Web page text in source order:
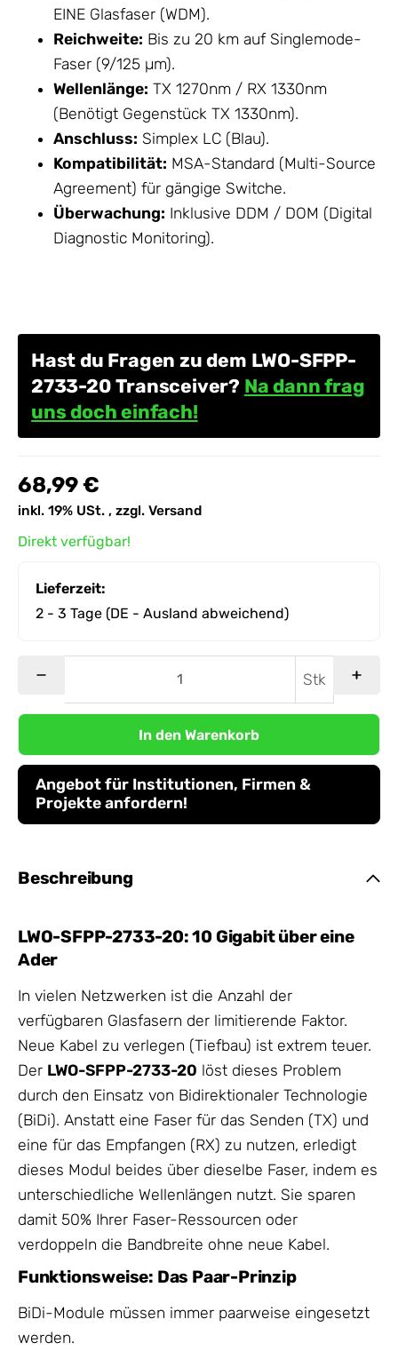
EINE Glasfaser (WDM).
Reichweite: Bis zu 20 km auf Singlemode-
Faser (9/125 µm).
Wellenlänge: TX 1270nm / RX 1330nm
(Benötigt Gegenstück TX 1330nm).
Anschluss: Simplex LC (Blau).
Kompatibilität: MSA-Standard (Multi-Source
Agreement) für gängige Switche.
Überwachung: Inklusive DDM / DOM (Digital
Diagnostic Monitoring).
Hast du Fragen zu dem LWO-SFPP-
2733-20 Transceiver? Na dann frag
uns doch einfach!
68,99 €
inkl. 19% USt. , zzgl. Versand
Direkt verfügbar!
Lieferzeit:
2 - 3 Tage (DE - Ausland abweichend)
Stk
In den Warenkorb
Angebot für Institutionen, Firmen &
Projekte anfordern!
Beschreibung
LWO-SFPP-2733-20: 10 Gigabit über eine
Ader
In vielen Netzwerken ist die Anzahl der
verfügbaren Glasfasern der limitierende Faktor.
Neue Kabel zu verlegen (Tiefbau) ist extrem teuer.
Der LWO-SFPP-2733-20 löst dieses Problem
durch den Einsatz von Bidirektionaler Technologie
(BiDi). Anstatt eine Faser für das Senden (TX) und
eine für das Empfangen (RX) zu nutzen, erledigt
dieses Modul beides über dieselbe Faser, indem es
unterschiedliche Wellenlängen nutzt. Sie sparen
damit 50% Ihrer Faser-Ressourcen oder
verdoppeln die Bandbreite ohne neue Kabel.
Funktionsweise: Das Paar-Prinzip
BiDi-Module müssen immer paarweise eingesetzt
werden.